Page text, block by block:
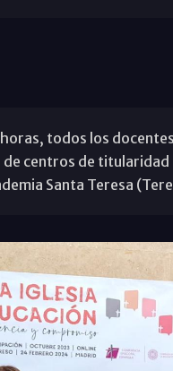
todos los
centros de titularidad
Santa Teresa